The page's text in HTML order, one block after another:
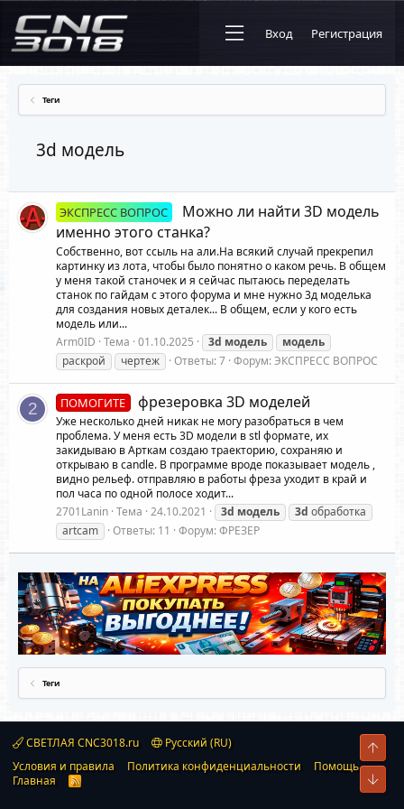
Вход Регистрация
Теги
3d модель
ЭКСПРЕСС ВОПРОС
Можно ли найти 3D модель
именно этого станка?
Собственно, вот ссыль на али.На всякий случай прекрепил
картинку из лота, чтобы было понятно о каком речь. В общем
у меня такой станочек и я сейчас пытаюсь переделать
станок по гайдам с этого форума и мне нужно 3д моделька
для создания новых деталек... В общем, если у кого есть
модель или...
Arm0ID Тема 01.10.2025 3d модель
модель
раскрой
чертеж Ответы: 7 Форум:ЭКСПРЕСС ВОПРОС
2 ПОМОГИТЕ фрезеровка 3D моделей
Уже несколько дней никак не могу разобраться в чем
проблема. У меня есть 3D модели в stl формате, их
закидываю в Арткам создаю траекторию, сохраняю и
открываю в candle. В программе вроде показывает модель ,
видно рельеф. отправляю в работы фреза уходит в край и
пол часа по одной полосе ходит...
2701Lanin Тема 24.10.2021 3d модель 3d обработка
artcam
Ответы: 11 Форум:ФРЕЗЕР
Теги
СВЕТЛАЯ CNC3018.ru
Русский (RU)
Условия и правила
Политика конфиденциальности
Помощь
Главная
R
S